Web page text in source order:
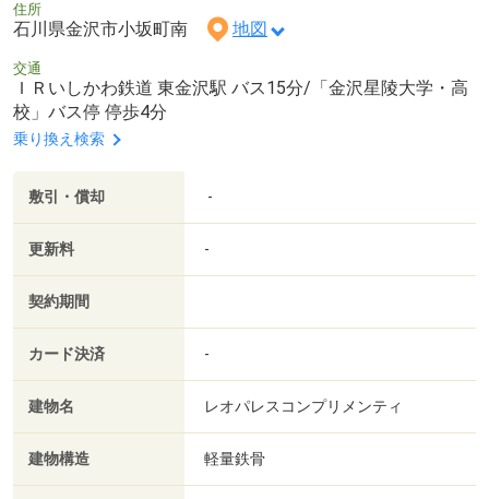
住所
石川県金沢市小坂町南 地図
交通
ＩＲいしかわ鉄道 東金沢駅 バス15分/「金沢星陵大学・高
校」バス停 停歩4分
乗り換え検索
敷引・償却 -
更新料 -
契約期間
カード決済 -
建物名 レオパレスコンプリメンティ
建物構造 軽量鉄骨